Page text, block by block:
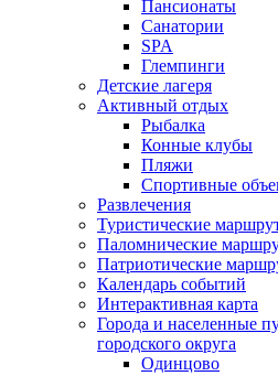
Пансионаты
Санатории
SPA
Глемпинги
Детские лагеря
Активный отдых
Рыбалка
Конные клубы
Пляжи
Спортивные
Развлечения
Туристические
Паломнические
Патриотические
Календарь событий
Интерактивная карта
Города и населенные
городского округа
Одинцово